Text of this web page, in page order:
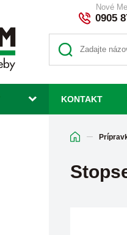
Nové
0905
KONTAKT